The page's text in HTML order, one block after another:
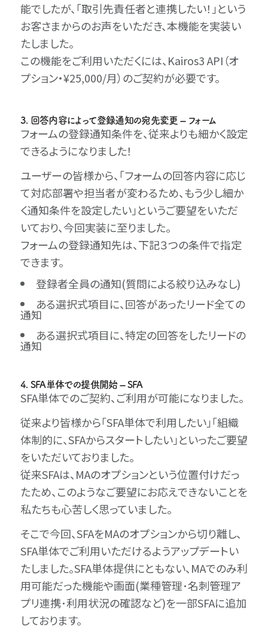
能でしたが、「取引先責任者と連携したい！」という
お客さまからのお声をいただき、本機能を実装い
たしました。
この機能をご利用いただくには、Kairos3 API（オ
プション・¥25,000/月）のご契約が必要です。
3. 回答内容によって登録通知の宛先変更 – フォーム
フォームの登録通知条件を、従来よりも細かく設定
できるようになりました！
ユーザーの皆様から、「フォームの回答内容に応じ
て対応部署や担当者が変わるため、もう少し細か
く通知条件を設定したい」というご要望をいただ
いており、今回実装に至りました。
フォームの登録通知先は、下記３つの条件で指定
できます。
登録者全員の通知(質問による絞り込みなし)
ある選択式項目に、回答があったリード全ての
通知
ある選択式項目に、特定の回答をしたリードの
通知
4. SFA単体での提供開始 – SFA
SFA単体でのご契約、ご利用が可能になりました。
従来より皆様から「SFA単体で利用したい」「組織
体制的に、SFAからスタートしたい」といったご要望
をいただいておりました。
従来SFAは、MAのオプションという位置付けだっ
たため、このようなご要望にお応えできないことを
私たちも心苦しく思っていました。
そこで今回、SFAをMAのオプションから切り離し、
SFA単体でご利用いただけるようアップデートい
たしました。SFA単体提供にともない、MAでのみ利
用可能だった機能や画面(業種管理･名刺管理ア
プリ連携･利用状況の確認など)を一部SFAに追加
しております。